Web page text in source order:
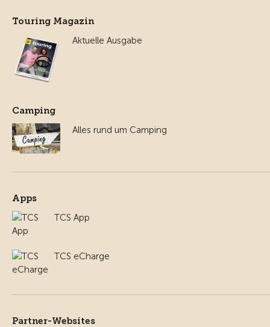
Touring Magazin
Aktuelle Ausgabe
Camping
Alles rund um Camping
Apps
TCS App
TCS eCharge
Partner-Websites